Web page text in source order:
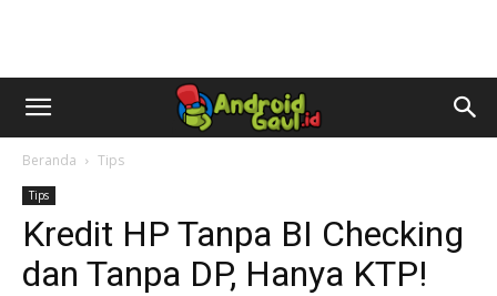
AndroidGaul.id
Beranda Tips
Tips
Kredit HP Tanpa BI Checking
dan Tanpa DP, Hanya KTP!